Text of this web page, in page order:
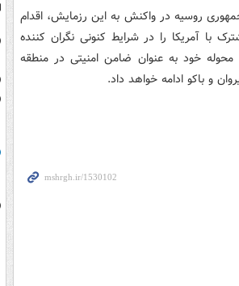
روسیه در واکنش به این رزمایش، اقدام
با آمریکا را در شرایط کنونی نگران کننده
خود به عنوان ضامن امنیتی در منطقه
و باکو ادامه خواهد داد.